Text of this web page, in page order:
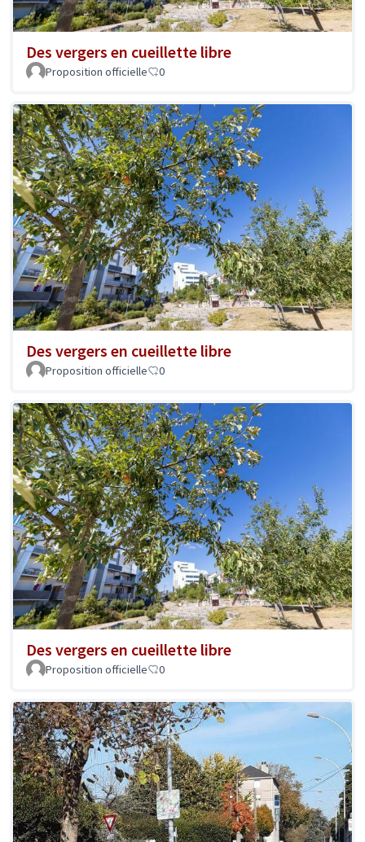
Des vergers en cueillette libre
Proposition officielle 0
Des vergers en cueillette libre
Proposition officielle 0
Des vergers en cueillette libre
Proposition officielle 0